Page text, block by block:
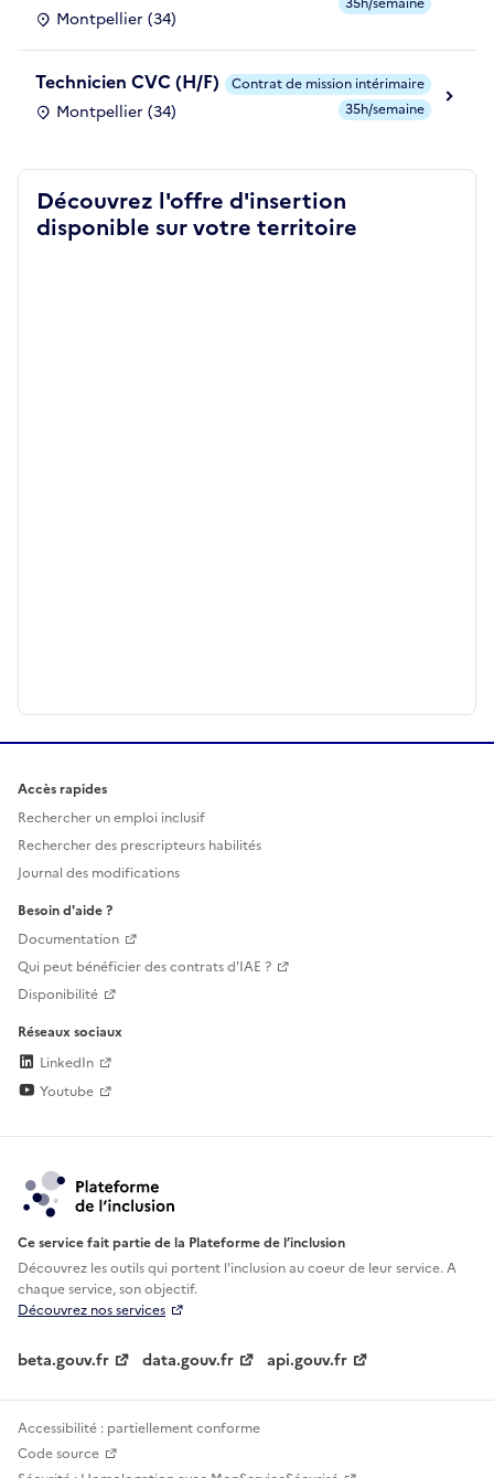
Montpellier (34)
Technicien CVC (H/F)
Montpellier (34)
Contrat de mission intérimaire
35h/semaine
Découvrez l'offre d'insertion
disponible sur votre territoire
Accès rapides
Rechercher un emploi inclusif
Rechercher des prescripteurs habilités
Journal des modifications
Besoin d'aide ?
Documentation
Qui peut bénéficier des contrats d'IAE ?
Disponibilité
Réseaux sociaux
LinkedIn
Youtube
Ce service fait partie de la Plateforme de l’inclusion
Découvrez les outils qui portent l'inclusion aucoeur de leur service. A
chaque service, son objectif.
Découvrez nos services
beta.gouv.fr data.gouv.fr api.gouv.fr
Accessibilité : partiellement conforme
Code source